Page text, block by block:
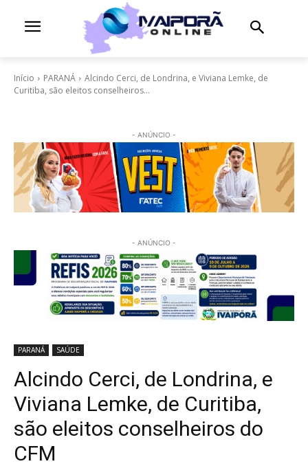
Início PARANÁ
Alcindo Cerci, de Londrina, e Viviana Lemke, de
Curitiba, são eleitos conselheiros...
- ANÚNCIO -
- ANÚNCIO -
PARANÁ SAÚDE
Alcindo Cerci, de Londrina, e
Viviana Lemke, de Curitiba,
são eleitos conselheiros do
CFM